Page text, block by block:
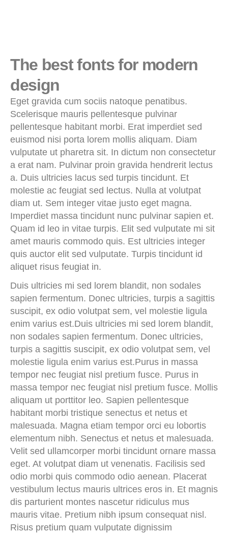
The best fonts for modern
design
Eget gravida cum sociis natoque penatibus.
Scelerisque mauris pellentesque pulvinar
pellentesque habitant morbi. Erat imperdiet sed
euismod nisi porta lorem mollis aliquam. Diam
vulputate ut pharetra sit. In dictum non consectetur
a erat nam. Pulvinar proin gravida hendrerit lectus
a. Duis ultricies lacus sed turpis tincidunt. Et
molestie ac feugiat sed lectus. Nulla at volutpat
diam ut. Sem integer vitae justo eget magna.
Imperdiet massa tincidunt nunc pulvinar sapien et.
Quam id leo in vitae turpis. Elit sed vulputate mi sit
amet mauris commodo quis. Est ultricies integer
quis auctor elit sed vulputate. Turpis tincidunt id
aliquet risus feugiat in.
Duis ultricies mi sed lorem blandit, non sodales
sapien fermentum. Donec ultricies, turpis a sagittis
suscipit, ex odio volutpat sem, vel molestie ligula
enim varius est.Duis ultricies mi sed lorem blandit,
non sodales sapien fermentum. Donec ultricies,
turpis a sagittis suscipit, ex odio volutpat sem, vel
molestie ligula enim varius est.Purus in massa
tempor nec feugiat nisl pretium fusce. Purus in
massa tempor nec feugiat nisl pretium fusce. Mollis
aliquam ut porttitor leo. Sapien pellentesque
habitant morbi tristique senectus et netus et
malesuada. Magna etiam tempor orci eu lobortis
elementum nibh. Senectus et netus et malesuada.
Velit sed ullamcorper morbi tincidunt ornare massa
eget. At volutpat diam ut venenatis. Facilisis sed
odio morbi quis commodo odio aenean. Placerat
vestibulum lectus mauris ultrices eros in. Et magnis
dis parturient montes nascetur ridiculus mus
mauris vitae. Pretium nibh ipsum consequat nisl.
Risus pretium quam vulputate dignissim